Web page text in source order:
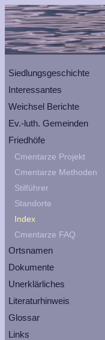
Siedlungsgeschichte
Interessantes
Weichsel Berichte
Ev.-luth. Gemeinden
Friedhöfe
Cmentarze Projekt
Cmentarze Methoden
Stilführer
Standorte
Index
Cmentarze FAQ
Ortsnamen
Dokumente
Unerklärliches
Literaturhinweis
Glossar
Links